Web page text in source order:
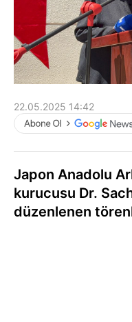
22.05.2025 14:42
Japon Anadolu
kurucusu Dr.
düzenlenen